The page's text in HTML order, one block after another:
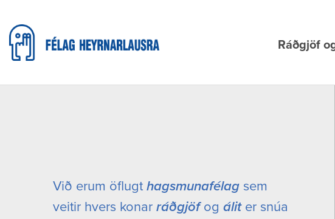
Við erum öflugt hagsmunafélag sem
veitir hvers konar ráðgjöfog áliter snúa
Ráðgjöf